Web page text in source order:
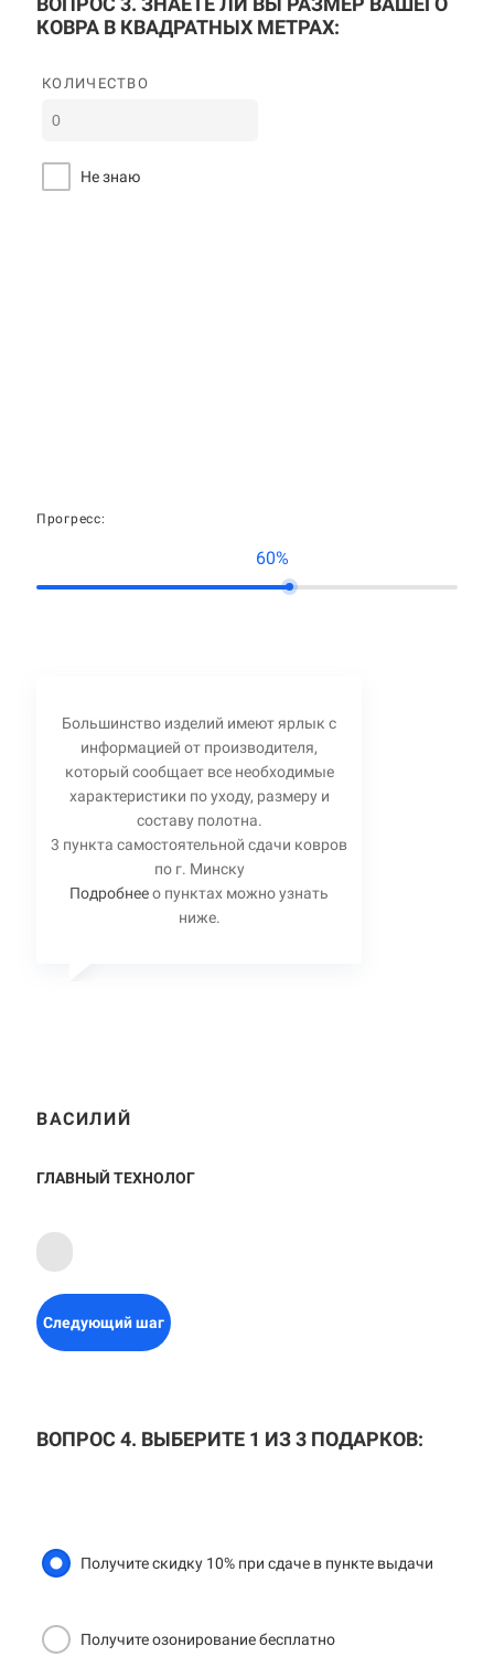
КОВРА В КВАДРАТНЫХ МЕТРАХ:
КОЛИЧЕСТВО
Не знаю
Прогресс:
60%
Большинство изделий имеют ярлык с
информацией от производителя,
который сообщает все необходимые
характеристики по уходу, размеру и
составу полотна.
3 пункта самостоятельной сдачи ковров
по г. Минску
Подробнеео пунктах можно узнать
ниже.
ВАСИЛИЙ
ГЛАВНЫЙ ТЕХНОЛОГ
Следующий шаг
ВОПРОС 4. ВЫБЕРИТЕ 1 ИЗ 3 ПОДАРКОВ:
Получите скидку 10% при сдаче в пункте выдачи
Получите озонирование бесплатно